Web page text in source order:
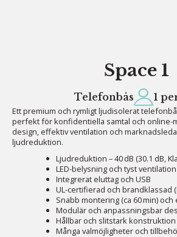
Space 1
Telefonbås 1
Ett premium och rymligt ljudisolerat
perfekt för konfidentiella samtal och online-
design, effektiv ventilation och
ljudreduktion.
Ljudreduktion – 40 dB (30.1 dB,
LED-belysning och tyst ventilation
Integrerat eluttag och USB
UL-certifierad och brandklassad
Snabb montering (ca 60 min)
Modulär och anpassningsbar
Hållbar och slitstark konstruktion
Många valmöjligheter och